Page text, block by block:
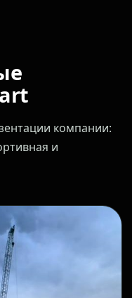
компании:
и